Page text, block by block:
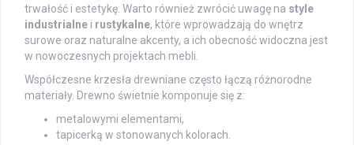
trwałość i estetykę. Warto również zwrócić uwagę na style
industrialne i rustykalne, które wprowadzają do wnętrz
surowe oraz naturalne akcenty, a ich obecność widoczna jest
w nowoczesnych projektach mebli.
Współczesne krzesła drewniane często łączą różnorodne
materiały. Drewno świetnie komponuje się z:
metalowymi elementami,
tapicerką w stonowanych kolorach.